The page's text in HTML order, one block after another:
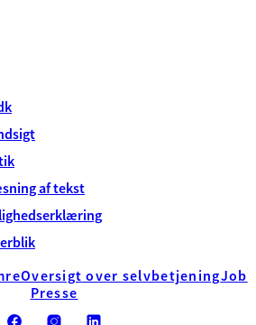
af tekst
Oversigt over selvbetjeningJob
Presse